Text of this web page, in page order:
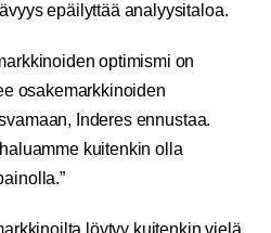
epäilyttää analyysitaloa.
optimismi on
osakemarkkinoiden
Inderes ennustaa.
kuitenkin olla